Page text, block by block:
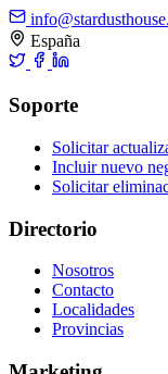
España
Soporte
Solicitar
Incluir nuevo
Solicitar
Directorio
Nosotros
Contacto
Localidades
Provincias